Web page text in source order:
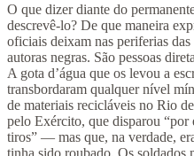
O que dizer diante do
descrevê-lo? De que maneira
oficiais deixam nas periferias das
autoras negras. São pessoas
A gota d’água que os levou a
transbordaram qualquer nível
de materiais recicláveis no Rio
pelo Exército, que disparou
tiros” — mas que, na verdade,
tinha sido roubado. Os soldados